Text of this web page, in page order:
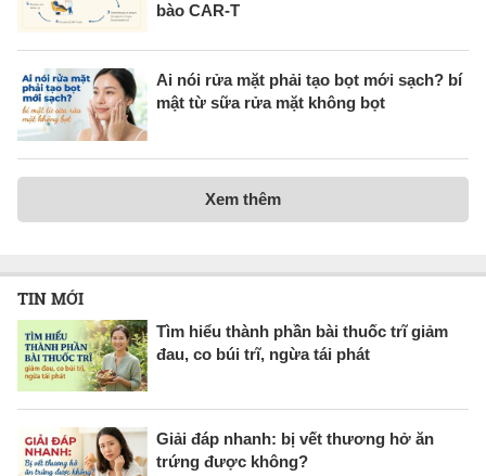
bào CAR-T
Ai nói rửa mặt phải tạo bọt mới sạch? bí
mật từ sữa rửa mặt không bọt
Xem thêm
TIN MỚI
Tìm hiểu thành phần bài thuốc trĩ giảm
đau, co búi trĩ, ngừa tái phát
Giải đáp nhanh: bị vết thương hở ăn
trứng được không?